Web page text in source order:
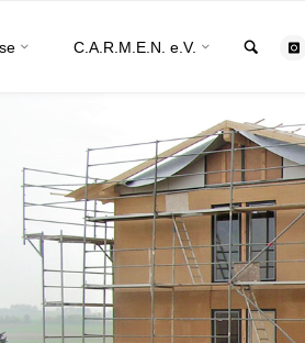
C.A.R.M.E.N. e.V.